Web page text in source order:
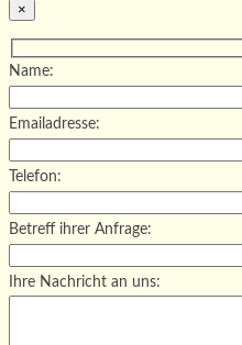
×
Name:
Emailadresse:
Telefon:
Betreff ihrer Anfrage:
Ihre Nachricht an uns: